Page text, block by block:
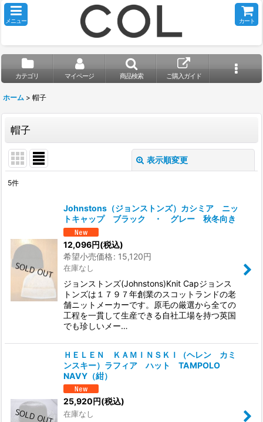
メニュー カート
カテゴリ マイページ 商品検索 ご購入ガイド
ホーム > 帽子
帽子
表示順変更
絞り込む
5件
Johnstons（ジョンストンズ）カシミア ニッ
トキャップ ブラック ・ グレー 秋冬向き
12,096円(税込)
希望小売価格: 15,120円
在庫なし
ジョンストンズ(Johnstons)Knit Capジョンス
トンズは１７９７年創業のスコットランドの老
舗ニットメーカーです。原毛の厳選から全ての
工程を一貫して生産できる自社工場を持つ英国
でも珍しいメー…
ＨＥＬＥＮ ＫＡＭＩＮＳＫＩ（ヘレン カミ
ンスキー）ラフィア ハット TAMPOLO
NAVY（紺）
25,920 円(税込)
在庫なし